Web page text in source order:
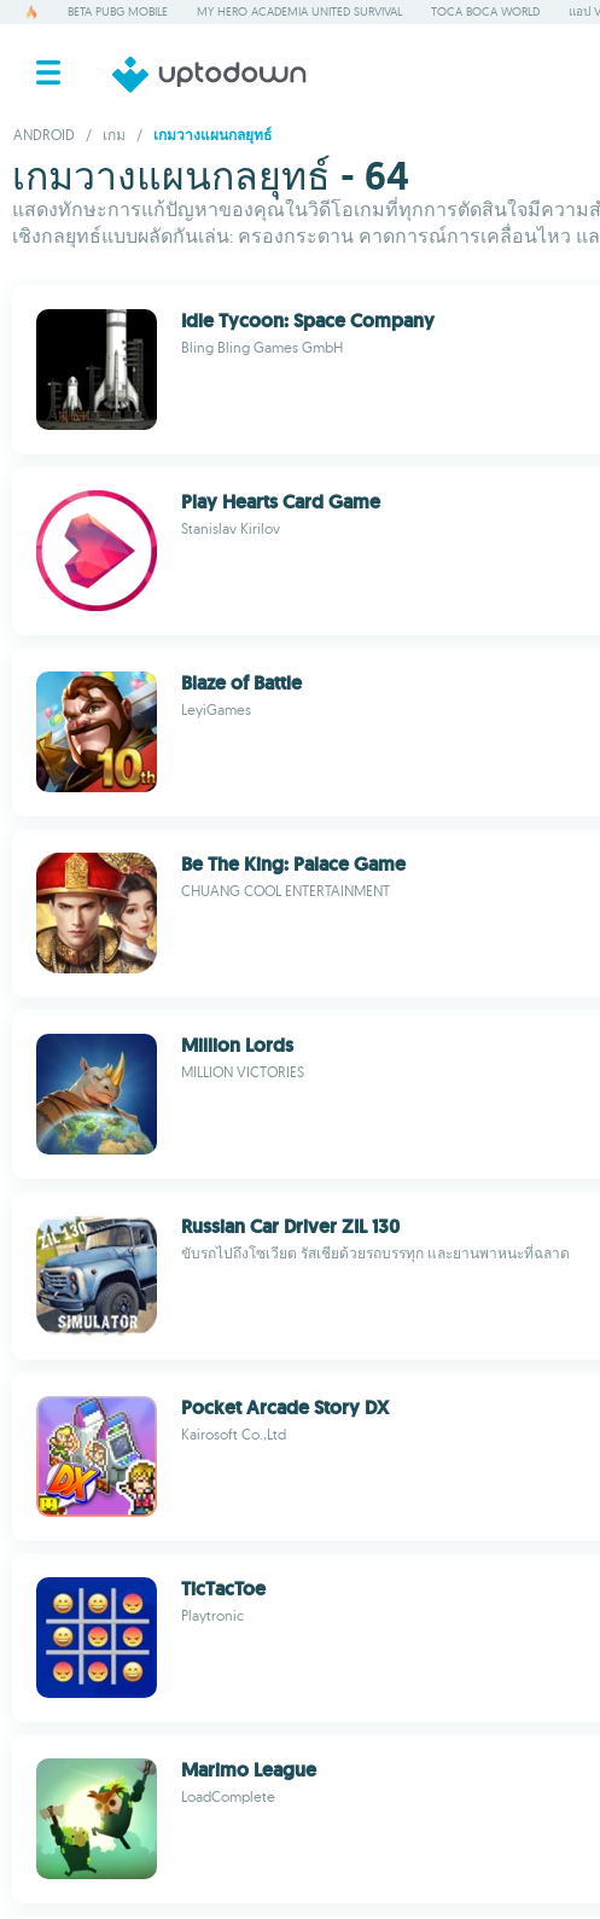
BETA PUBG MOBILE MY HERO ACADEMIA UNITED SURVIVAL TOCA BOCA WORLD แอป
ANDROID / เกม / เกมวางแผนกลยุทธ์
เกมวางแผนกลยุทธ์ - 64
แสดงทักษะการแก้ปัญหาของคุณในวิดีโอเกมที่ทุกการตัดสินใจมีความ
เชิงกลยุทธ์แบบผลัดกันเล่น: ครองกระดาน คาดการณ์การเคลื่อนไหว
Idle Tycoon: Space Company
Bling Bling Games GmbH
Play Hearts Card Game
Stanislav Kirilov
Blaze of Battle
LeyiGames
Be The King: Palace Game
CHUANG COOL ENTERTAINMENT
Million Lords
MILLION VICTORIES
Russian Car Driver ZIL 130
ขับรถไปถึงโซเวียต รัสเชียด้วยรถบรรทุก และยานพาหนะที่ฉลาด
Pocket Arcade Story DX
Kairosoft Co.,Ltd
TicTacToe
Playtronic
Marimo League
LoadComplete